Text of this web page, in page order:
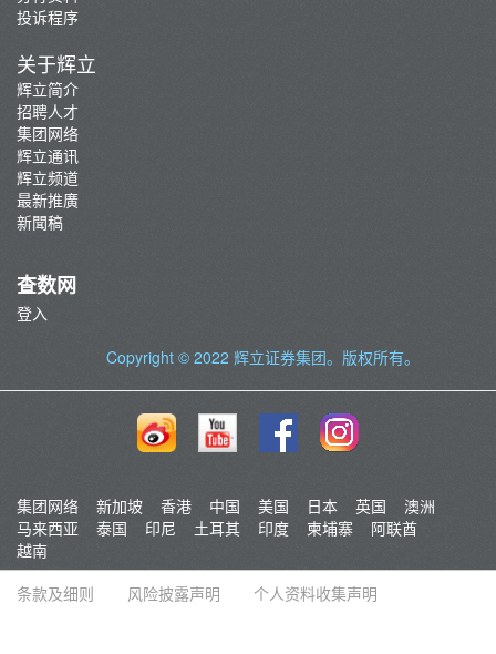
最新推广
防骗及网络安全资讯
辉立证券开户优惠总览
投诉程序
关于辉立
辉立简介
招聘人才
集团网络
辉立通讯
辉立频道
最新推廣
新聞稿
查数网
登入
Copyright © 2022 辉立证券集团。版权所有。
集团网络 新加坡 香港 中国 美国 日本 英国
澳洲
马来西亚
泰国 印尼 土耳其 印度 柬埔寨
阿联酋
越南
条款及细则
风险披露声明 个人资料收集声明